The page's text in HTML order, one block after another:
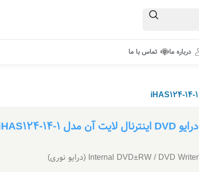
درباره ما تماس با ما
درایو DVD اینترنال لایت آن مدل iHAS124-14-1
Internal DVD±RW / DVD Writer (درایو نوری)